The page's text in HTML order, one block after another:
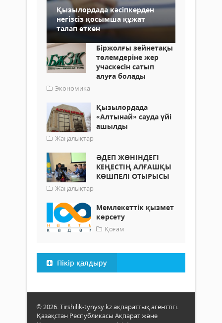
Қызылордада кәсіпкерден
негізсіз қосымша құжат
талап еткен
Біржолғы зейнетақы
төлемдеріне жер
учаскесін сатып
алуға болады
Экономика
Қызылордада
«Алтынай» сауда үйі
ашылды
Жаңалықтар
ӘДЕП ЖӨНІНДЕГІ
КЕҢЕСТІҢ АЛҒАШҚЫ
КӨШПЕЛІ ОТЫРЫСЫ
Жаңалықтар
Мемлекеттік қызмет
көрсету
Қоғам
Пікір қалдыру
© 2026. Tirshilik-tynysy.kz ақпараттық агенттігі.
Қазақстан Республикасы Ақпарат және